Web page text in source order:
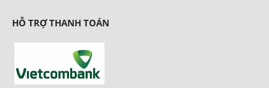
HỖ TRỢ THANH TOÁN